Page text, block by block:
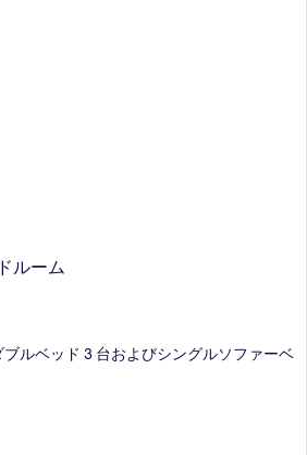
ルーム
ブルベッド 3 台およびシングルソファーベ